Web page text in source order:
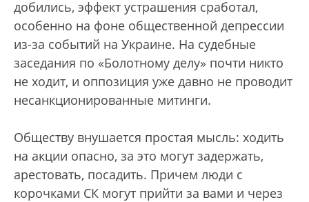
добились, эффект устрашения сработал,
особенно на фоне общественной депрессии
из-за событий на Украине. На судебные
заседания по «Болотному делу» почти никто
не ходит, и оппозиция уже давно не проводит
несанкционированные митинги.
Обществу внушается простая мысль: ходить
на акции опасно, за это могут задержать,
арестовать, посадить. Причем люди с
корочками СК могут прийти за вами и через